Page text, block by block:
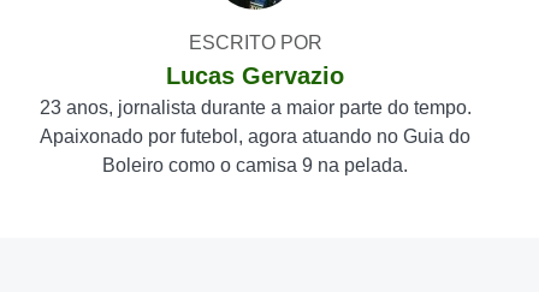
ESCRITO POR
Lucas Gervazio
23 anos, jornalista durante a maior parte do tempo.
Apaixonado por futebol, agora atuando no Guia do
Boleiro como o camisa 9 na pelada.